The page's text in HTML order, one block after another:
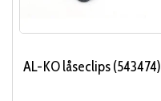
AL-KO låseclips (543474)